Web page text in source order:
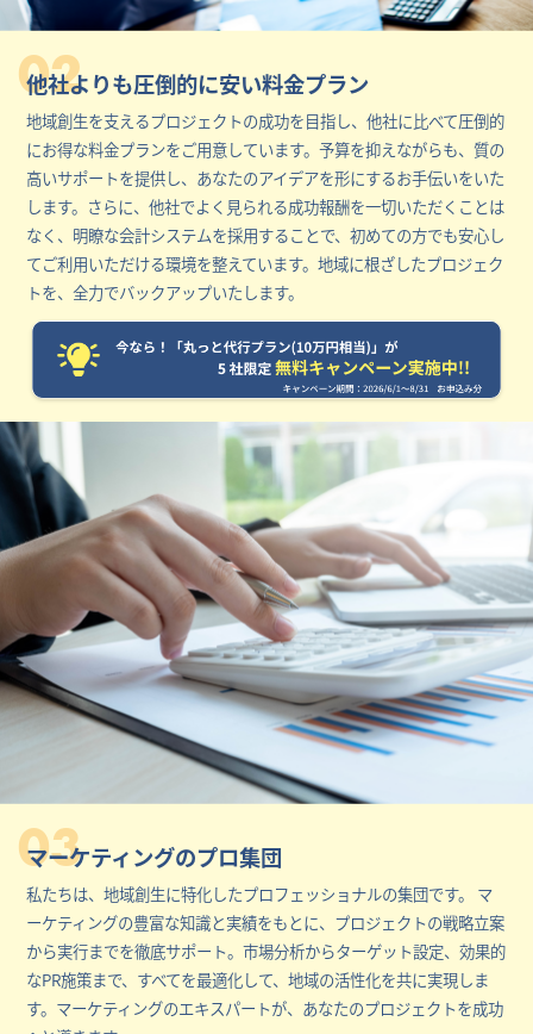
02
他社よりも圧倒的に安い料金プラン
地域創生を支えるプロジェクトの成功を目指し、他社に比べて圧倒的
にお得な料金プランをご用意しています。予算を抑えながらも、質の
高いサポートを提供し、あなたのアイデアを形にするお手伝いをいた
します。さらに、他社でよく見られる成功報酬を一切いただくことは
なく、明瞭な会計システムを採用することで、初めての方でも安心し
てご利用いただける環境を整えています。地域に根ざしたプロジェク
トを、全力でバックアップいたします。
03
マーケティングのプロ集団
私たちは、地域創生に特化したプロフェッショナルの集団です。 マ
ーケティングの豊富な知識と実績をもとに、プロジェクトの戦略立案
から実行までを徹底サポート。市場分析からターゲット設定、効果的
なPR施策まで、すべてを最適化して、地域の活性化を共に実現しま
す。マーケティングのエキスパートが、あなたのプロジェクトを成功